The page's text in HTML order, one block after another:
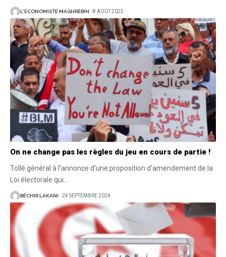
L'ECONOMISTE MAGHRÉBIN 8 AOÛT 2025
On ne change pas les règles du jeu en cours de partie !
Tollé général à l’annonce d’une proposition d'amendement de la
Loi électorale qui
BÉCHIR LAKANI 24 SEPTEMBRE 2024